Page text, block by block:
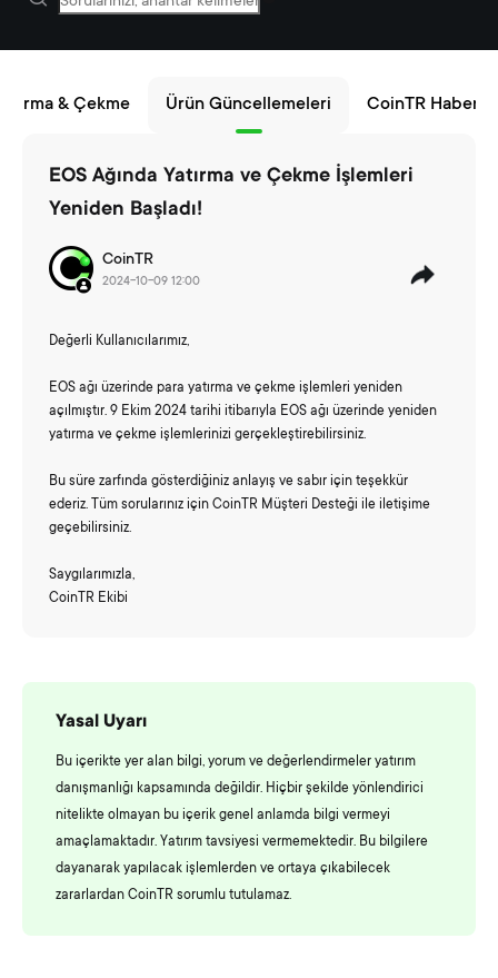
& Çekme Ürün Güncellemeleri CoinTR
EOS Ağında Yatırma ve Çekme İşlemleri
Yeniden Başladı!
CoinTR
2024-10-09 12:00
Değerli Kullanıcılarımız,
EOS ağı üzerinde para yatırma ve çekme işlemleri yeniden
açılmıştır. 9 Ekim 2024 tarihi itibarıyla EOS ağı üzerinde yeniden
yatırma ve çekme işlemlerinizi gerçekleştirebilirsiniz.
Bu süre zarfında gösterdiğiniz anlayış ve sabır için teşekkür
ederiz. Tüm sorularınız için CoinTR Müşteri Desteği ile iletişime
geçebilirsiniz.
Saygılarımızla,
CoinTR Ekibi
Yasal Uyarı
Bu içerikte yer alan bilgi, yorum ve değerlendirmeler yatırım
danışmanlığı kapsamında değildir. Hiçbir şekilde yönlendirici
nitelikte olmayan bu içerik genel anlamda bilgi vermeyi
amaçlamaktadır. Yatırım tavsiyesi vermemektedir. Bu bilgilere
dayanarak yapılacak işlemlerden ve ortaya çıkabilecek
zararlardan CoinTR sorumlu tutulamaz.